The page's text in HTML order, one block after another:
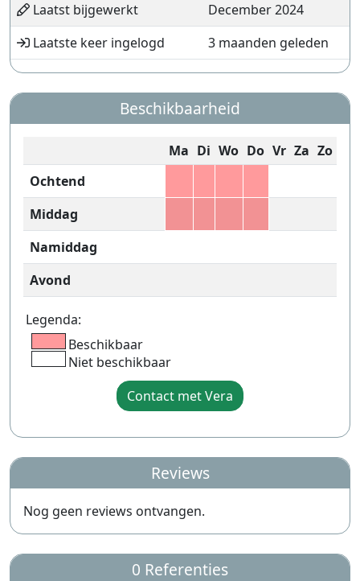
Laatst bijgewerkt
December 2024
Laatste keer ingelogd
3 maanden geleden
Beschikbaarheid
Ma Di Wo Do Vr Za Zo
Ochtend
Middag
Namiddag
Avond
Legenda:
Beschikbaar
Niet beschikbaar
Contact met Vera
Reviews
Nog geen reviews ontvangen.
0 Referenties